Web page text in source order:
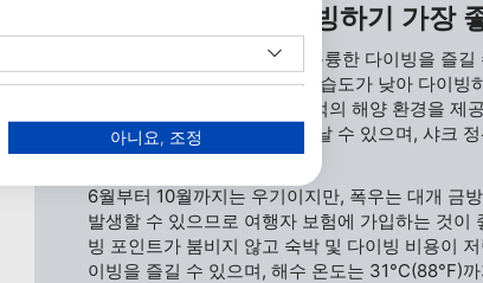
프리포트에서 다이빙하기 가장
열대 기후 덕분에 연중 내내 훌륭한 다이빙을 즐
건기는 날씨가 맑고 따뜻하며 습도가 낮아 다이빙
은 24~27°C(75~80°F)로 최적의 해양 환경을 제
타이거 비치에서 범상어를 만날 수 있으며, 샤크
습니다.
6월부터 10월까지는 우기이지만, 폭우는 대개 금
발생할 수 있으므로 여행자 보험에 가입하는 것이
빙 포인트가 붐비지 않고 숙박 및 다이빙 비용이
이빙을 즐길 수 있으며, 해수 온도는 31°C(88°F)
아니요, 조정